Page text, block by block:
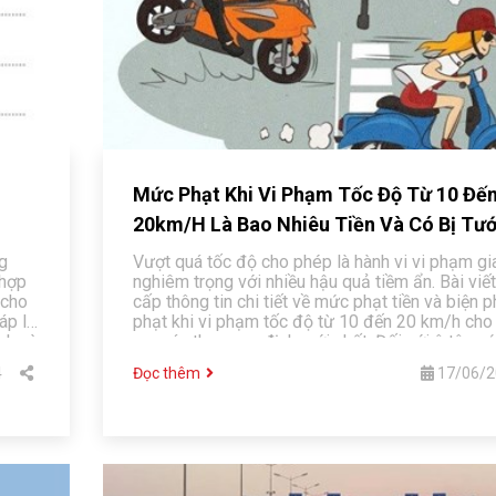
lý,
và
Mức Phạt Khi Vi Phạm Tốc Độ Từ 10 Đến
20km/H Là Bao Nhiêu Tiền Và Có Bị
Phép Lái Xe Không
Vượt quá tốc độ cho phép là hành vi vi phạm
nghiêm trọng với nhiều hậu quả tiềm ẩn. Bài
cấp thông tin chi tiết về mức phạt tiền và biện
phạt khi vi phạm tốc độ từ 10 đến 20 km/h cho
xe máy theo quy định mới nhất. Đối với ô tô,
từ 4-6 triệu đồng và tước GPLX 1-3 tháng, còn
bị phạt 800.000 - 1 triệu đồng mà không tước
Đọc thêm 17/06/